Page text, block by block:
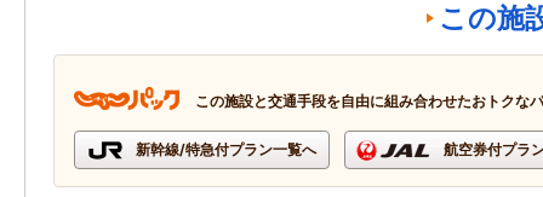
この施
この施設と交通手段を自由に組み合わせたおトクな
新幹線/特急付プラン一覧へ 航空券付プラ